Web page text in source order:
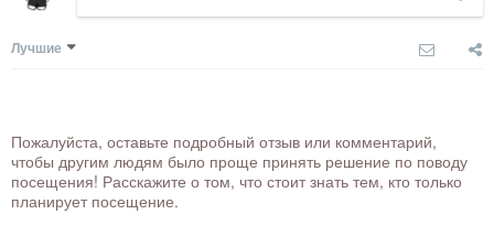
Лучшие
Пожалуйста, оставьте подробный отзыв или комментарий,
чтобы другим людям было проще принять решение по поводу
посещения! Расскажите о том, что стоит знать тем, кто только
планирует посещение.